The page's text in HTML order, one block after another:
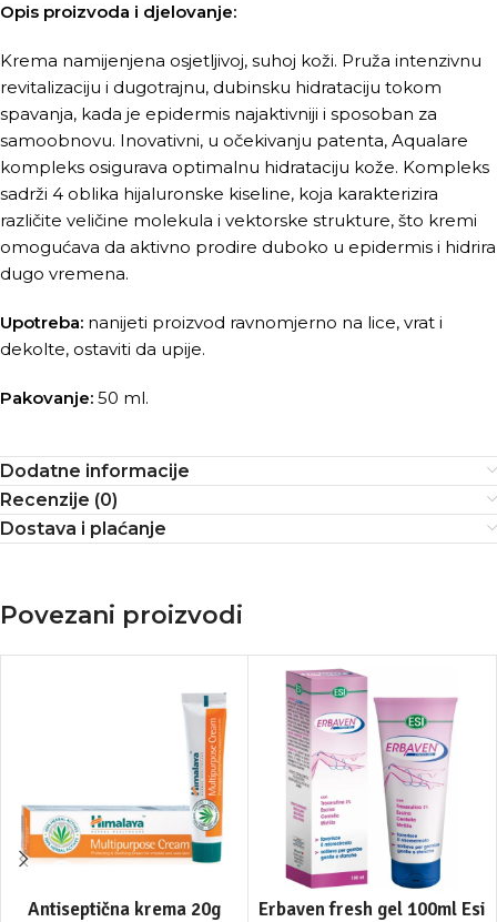
Opis proizvoda i djelovanje:
Krema namijenjena osjetljivoj, suhoj koži. Pruža intenzivnu
revitalizaciju i dugotrajnu, dubinsku hidrataciju tokom
spavanja, kada je epidermis najaktivniji i sposoban za
samoobnovu. Inovativni, u očekivanju patenta, Aqualare
kompleks osigurava optimalnu hidrataciju kože. Kompleks
sadrži 4 oblika hijaluronske kiseline, koja karakterizira
različite veličine molekula i vektorske strukture, što kremi
omogućava da aktivno prodire duboko u epidermis i hidrira
dugo vremena.
Upotreba: nanijeti proizvod ravnomjerno na lice, vrat i
dekolte, ostaviti da upije.
Pakovanje: 50 ml.
Dodatne informacije
Recenzije (0)
Dostava i plaćanje
Povezani proizvodi
Antiseptična krema 20g
Erbaven fresh gel 100ml Esi